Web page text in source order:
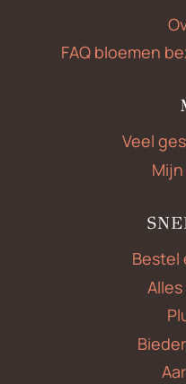
FAQ bloemen
Veel
Bestel